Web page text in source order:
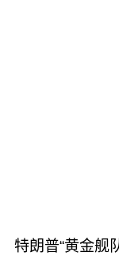
特朗普“黄金舰